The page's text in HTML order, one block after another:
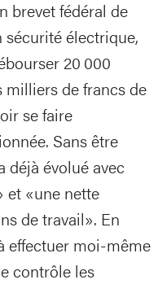
brevet fédéral de
électrique,
20 000
milliers de francs de
se faire
Sans être
déjà évolué avec
et «une nette
de travail». En
effectuer moi-même
contrôle les